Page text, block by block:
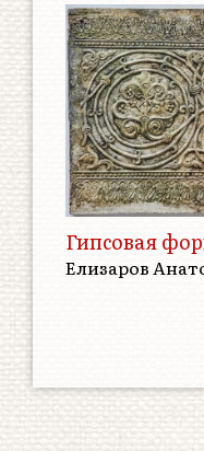
Гипсовая
Елизаров